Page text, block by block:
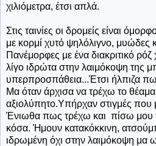
χιλιόμετρα, έτσι απλά.
Στις ταινίες οι δρομείς είναι
με κορμί χυτό ψηλόλιγνο, μυώδες
Πανέμορφες με ένα διακριτικό
λίγο ιδρώτα στην λαιμόκοψη της
υπερπροσπάθεια...Έτσι ήλπιζα
Μα όταν άρχισα να τρέχω το
αξιολύπητο.Υπήρχαν στιγμές που
Ένιωθα πως τρέχω και πίσω μου
κόσα. Ήμουν κατακόκκινη,
ιδρωμένη όχι στην λαιμόκοψη μα